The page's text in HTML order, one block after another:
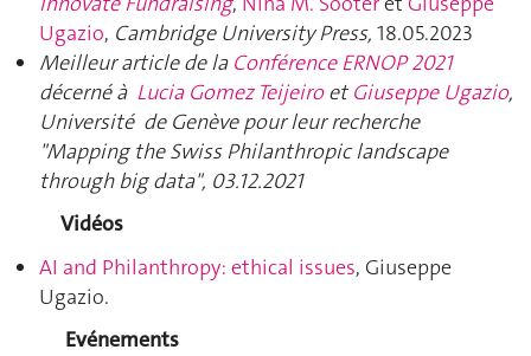
Ugazio, Cambridge University Press, 18.05.2023
Meilleur article de la Conférence ERNOP 2021
décerné à Lucia Gomez Teijeiroet Giuseppe Ugazio,
Université de Genève pour leur recherche
"Mapping the Swiss Philanthropic landscape
through big data", 03.12.2021
Vidéos
AI and Philanthropy: ethical issues, Giuseppe
Ugazio.
Evénements